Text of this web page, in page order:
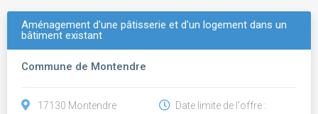
Aménagement d'une pâtisserie et d'un logement dans un
bâtiment existant
Commune de Montendre
17130 Montendre
Date limite de l'offre :